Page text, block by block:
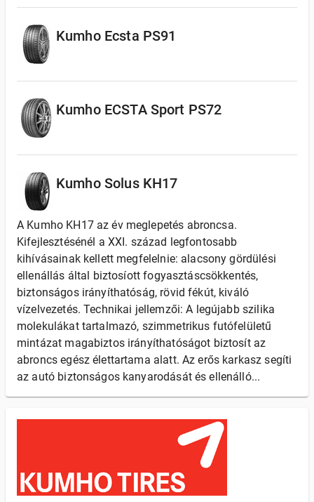
Kumho Ecsta PS91
Kumho ECSTA Sport PS72
Kumho Solus KH17
A Kumho KH17 az év meglepetés abroncsa.
Kifejlesztésénél a XXI. század legfontosabb
kihívásainak kellett megfelelnie: alacsony gördülési
ellenállás által biztosíott fogyasztáscsökkentés,
biztonságos irányíthatóság, rövid fékút, kiváló
vízelvezetés. Technikai jellemzői: A legújabb szilika
molekulákat tartalmazó, szimmetrikus futófelületű
mintázat magabiztos irányíthatóságot biztosít az
abroncs egész élettartama alatt. Az erős karkasz segíti
az autó biztonságos kanyarodását és ellenálló...